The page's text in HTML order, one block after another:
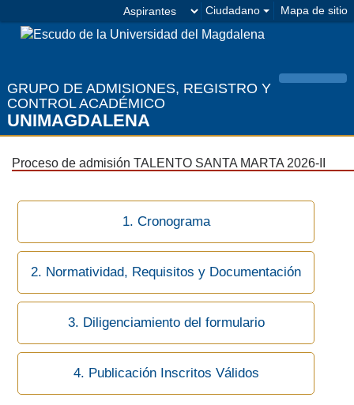
Instagram
Youtube
Seleccionar
estamento
Ciudadano Mapa de sitio
GRUPO DE ADMISIONES, REGISTRO Y
CONTROL ACADÉMICO
UNIMAGDALENA
Proceso de admisión TALENTO SANTA MARTA 2026-II